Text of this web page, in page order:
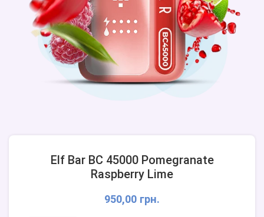
Elf Bar BC 45000 Pomegranate
Raspberry Lime
950,00 грн.